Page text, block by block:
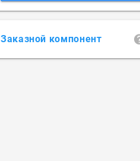
Заказной компонент